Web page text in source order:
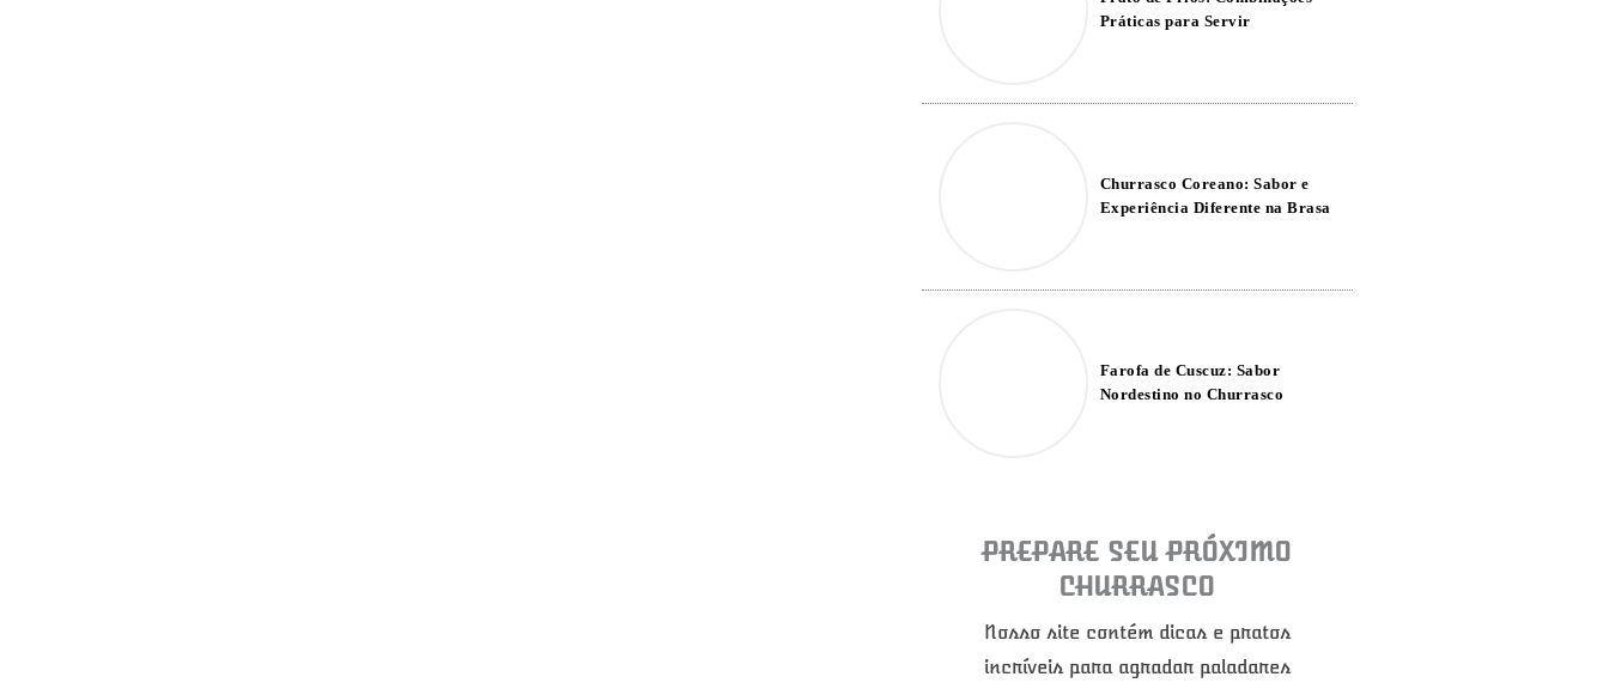
Práticas para Servir
Churrasco Coreano: Sabor e
Experiência Diferente na Brasa
Farofa de Cuscuz: Sabor
Nordestino no Churrasco
PREPARE SEU PRÓXIMO
CHURRASCO
Nosso site contém dicas e pratos
incríveis para agradar paladares